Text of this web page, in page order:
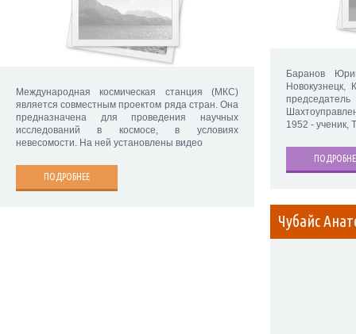
Международная космическая станция (МКС)
является совместным проектом ряда стран. Она
предназначена для проведения научных
исследований в космосе, в условиях
невесомости. На ней установлены видео
ПОДРОБНЕЕ
Баранов
Новокузнецк,
1952 - ученик,
Чубайс